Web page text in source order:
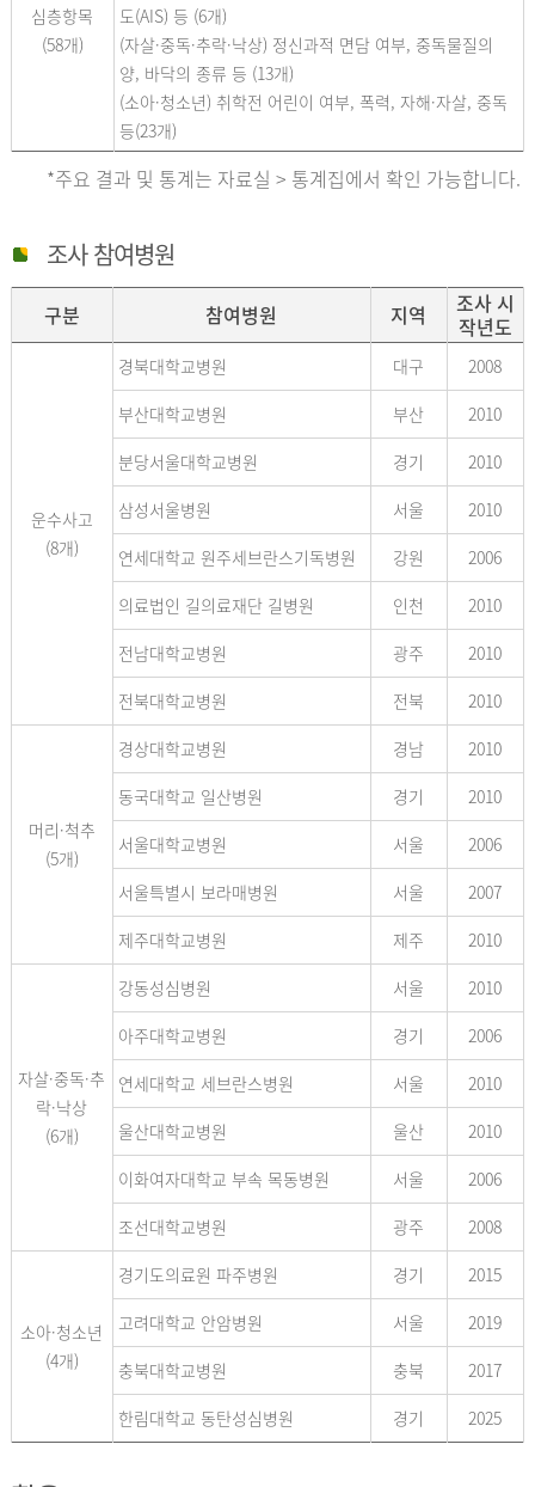
심층항목
(58개)
도(AIS) 등 (6개)
(자살·중독·추락·낙상) 정신과적 면담 여부, 중독물질의
양, 바닥의 종류 등 (13개)
(소아·청소년) 취학전 어린이 여부, 폭력, 자해·자살, 중독
등(23개)
*주요 결과 및 통계는 자료실 > 통계집에서 확인 가능합니다.
조사 참여병원
구분 참여병원 지역
조사 시
작년도
운수사고
(8개)
경북대학교병원 대구
2008
부산대학교병원
부산
2010
분당서울대학교병원
경기
2010
삼성서울병원
서울
2010
연세대학교 원주세브란스기독병원
강원
2006
의료법인 길의료재단 길병원
인천
2010
전남대학교병원
광주
2010
전북대학교병원
전북 2010
머리·척추
(5개)
경상대학교병원 경남
2010
동국대학교 일산병원
경기
2010
서울대학교병원
서울
2006
서울특별시 보라매병원
서울
2007
제주대학교병원
제주 2010
자살·중독·추
락·낙상
(6개)
강동성심병원 서울
2010
아주대학교병원
경기
2006
연세대학교 세브란스병원
서울
2010
울산대학교병원
울산
2010
이화여자대학교 부속 목동병원
서울
2006
조선대학교병원
광주 2008
소아·청소년
(4개)
경기도의료원 파주병원 경기
2015
고려대학교 안암병원
서울
2019
충북대학교병원
충북
2017
한림대학교 동탄성심병원
경기 2025